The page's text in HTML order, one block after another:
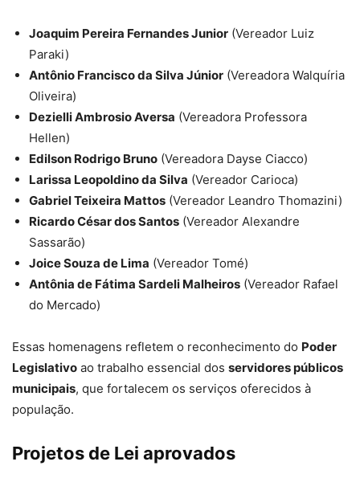
Joaquim Pereira Fernandes Junior (Vereador Luiz
Paraki)
Antônio Francisco da Silva Júnior (Vereadora Walquíria
Oliveira)
Dezielli Ambrosio Aversa (Vereadora Professora
Hellen)
Edilson Rodrigo Bruno (Vereadora Dayse Ciacco)
Larissa Leopoldino da Silva (Vereador Carioca)
Gabriel Teixeira Mattos (Vereador Leandro Thomazini)
Ricardo César dos Santos (Vereador Alexandre
Sassarão)
Joice Souza de Lima (Vereador Tomé)
Antônia de Fátima Sardeli Malheiros (Vereador Rafael
do Mercado)
Essas homenagens refletem o reconhecimento do Poder
Legislativo ao trabalho essencial dos servidores públicos
municipais, que fortalecem os serviços oferecidos à
população.
Projetos de Lei aprovados